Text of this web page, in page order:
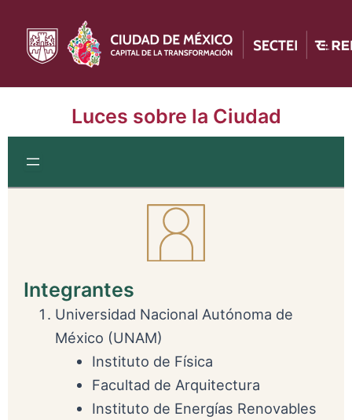
contenido
Luces sobre la Ciudad
Integrantes
Universidad Nacional Autónoma de
México (UNAM)
Instituto de Física
Facultad de Arquitectura
Instituto de Energías Renovables